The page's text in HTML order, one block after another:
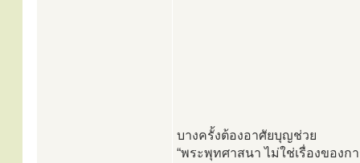
บางครั้งต้องอาศัยบุญช่วย
“พระพุทศาสนา ไม่ใช่เรื่องของ